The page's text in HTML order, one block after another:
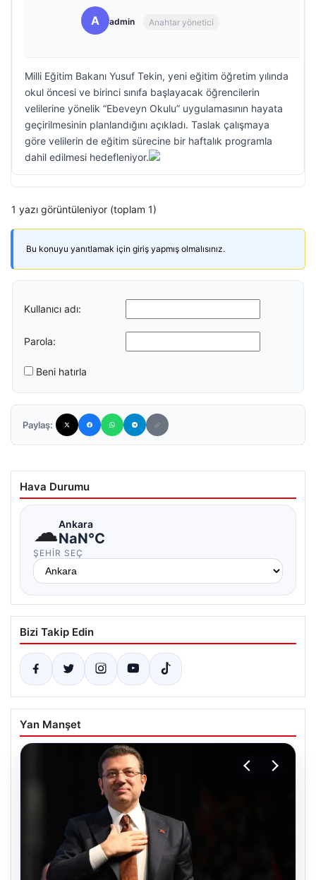
A admin Anahtar yönetici
Milli Eğitim Bakanı Yusuf Tekin, yeni eğitim öğretim yılında
okul öncesi ve birinci sınıfa başlayacak öğrencilerin
velilerine yönelik “Ebeveyn Okulu” uygulamasının hayata
geçirilmesinin planlandığını açıkladı. Taslak çalışmaya
göre velilerin de eğitim sürecine bir haftalık programla
dahil edilmesi hedefleniyor.
1 yazı görüntüleniyor (toplam 1)
Bu konuyu yanıtlamak için giriş yapmış olmalısınız.
Kullanıcı adı:
Parola:
Beni hatırla
Paylaş:
Hava Durumu
☁Ankara
NaN°C
ŞEHIR SEÇ
Bizi Takip Edin
Yan Manşet